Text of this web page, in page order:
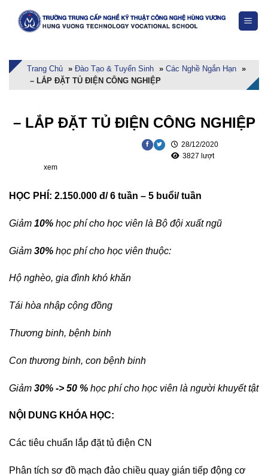
Trang Chủ » Đào Tạo & Tuyển Sinh » Các Nghề Ngắn Hạn »
– LẮP ĐẶT TỦ ĐIỆN CÔNG NGHIỆP
– LẮP ĐẶT TỦ ĐIỆN CÔNG NGHIỆP
28/12/2020
3827 lượt
xem
HỌC PHÍ: 2.150.000 đ/ 6 tuần – 5 buổi/ tuần
Giảm 10% học phí cho học viên là Bộ đội xuất ngũ
Giảm 30% học phí cho học viên thuộc:
Hộ nghèo, gia đình khó khăn
Tái hòa nhập cộng đồng
Thương binh, bệnh binh
Con thương binh, con bệnh binh
Giảm 30% -> 50 % học phí cho học viên là người khuyết tật
NỘI DUNG KHÓA HỌC:
Các tiêu chuẩn lắp đặt tủ điện CN
Phân tích sơ đồ mạch đảo chiều quay gián tiếp động cơ